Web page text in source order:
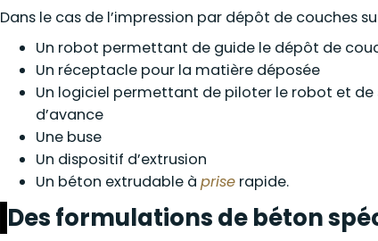
Dans le cas de l’impression par dépôt de couches
Un robot permettant de guide le dépôt de
Un réceptacle pour la matière déposée
Un logiciel permettant de piloter le robot et de
d’avance
Une buse
Un dispositif d’extrusion
Un béton extrudable à prise rapide.
Des formulations de béton